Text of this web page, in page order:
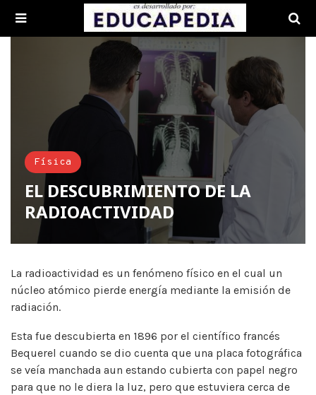
Física
EL DESCUBRIMIENTO DE LA
RADIOACTIVIDAD
La radioactividad es un fenómeno físico en el cual un
núcleo atómico pierde energía mediante la emisión de
radiación.
Esta fue descubierta en 1896 por el científico francés
Bequerel cuando se dio cuenta que una placa fotográfica
se veía manchada aun estando cubierta con papel negro
para que no le diera la luz, pero que estuviera cerca de